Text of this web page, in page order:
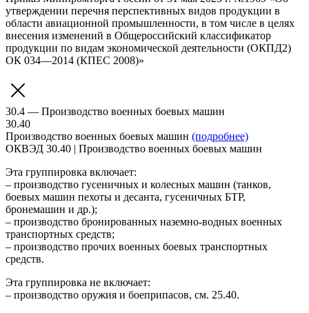
утверждении перечня перспективных видов продукции в
области авиационной промышленности, в том числе в целях
внесения изменений в Общероссийский классификатор
продукции по видам экономической деятельности (ОКПД2)
ОК 034—2014 (КПЕС 2008)»
30.4 — Производство военных боевых машин
30.40
Производство военных боевых машин (подробнее)
ОКВЭД 30.40 | Производство военных боевых машин
Эта группировка включает:
– производство гусеничных и колесных машин (танков,
боевых машин пехоты и десанта, гусеничных БТР,
бронемашин и др.);
– производство бронированных наземно-водных военных
транспортных средств;
– производство прочих военных боевых транспортных
средств.
Эта группировка не включает:
– производство оружия и боеприпасов, см. 25.40.